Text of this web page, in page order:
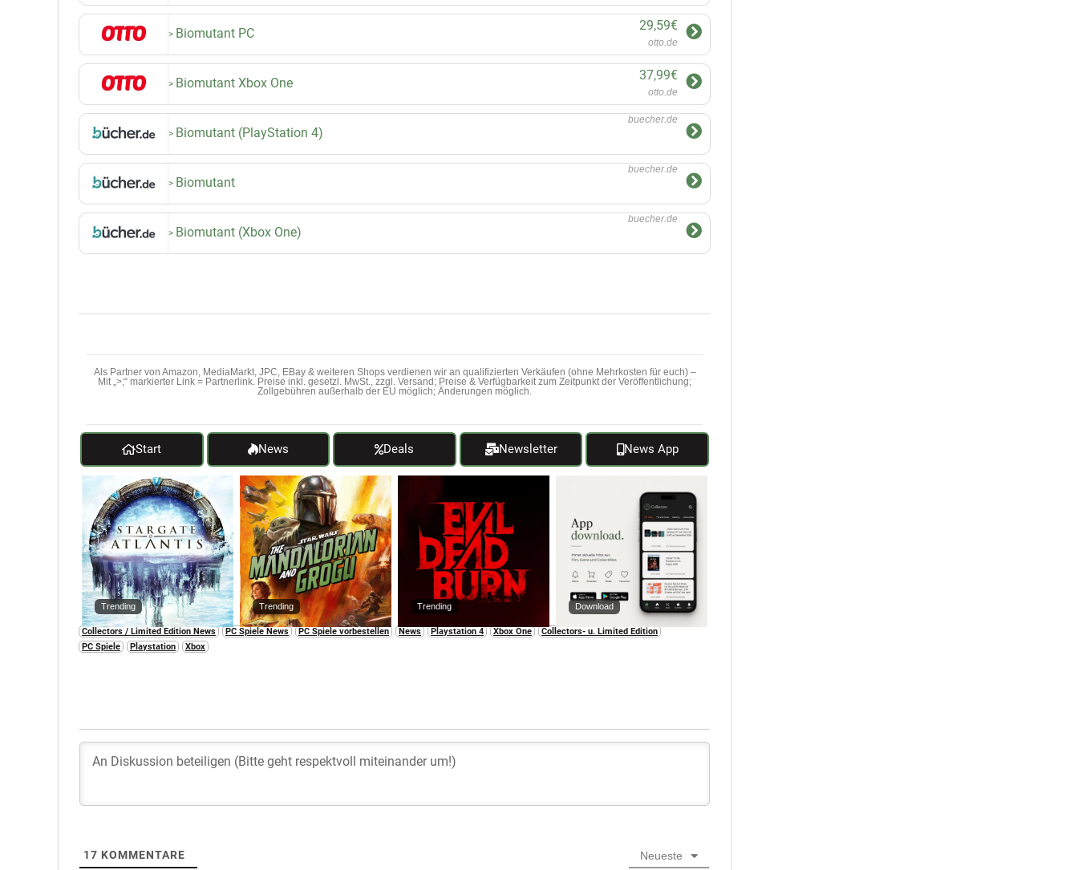
Biomutant PC
29,59€
otto.de
Biomutant Xbox One
37,99€
otto.de
Biomutant (PlayStation 4)
buecher.de
Biomutant
buecher.de
Biomutant (Xbox One)
buecher.de
Als Partner von Amazon, MediaMarkt, JPC, EBay & weiteren Shops verdienen wir an qualifizierten Verkäufen (ohne Mehrkosten für euch) –
Mit „>;“ markierter Link = Partnerlink. Preise inkl. gesetzl. MwSt., zzgl. Versand; Preise & Verfügbarkeit zum Zeitpunkt der Veröffentlichung;
Zollgebühren außerhalb der EU möglich; Änderungen möglich.
Start News Deals Newsletter News App
Trending Trending Trending Download
Collectors / Limited Edition News PC Spiele News PC Spiele vorbestellen News Playstation 4 Xbox One
Collectors- u. Limited Edition
PC Spiele
Playstation Xbox
17 KOMMENTARE Neueste